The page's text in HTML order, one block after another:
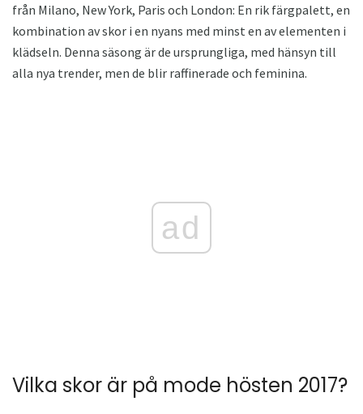
från Milano, New York, Paris och London: En rik färgpalett, en
kombination av skor i en nyans med minst en av elementen i
klädseln. Denna säsong är de ursprungliga, med hänsyn till
alla nya trender, men de blir raffinerade och feminina.
ad
Vilka skor är på mode hösten 2017?